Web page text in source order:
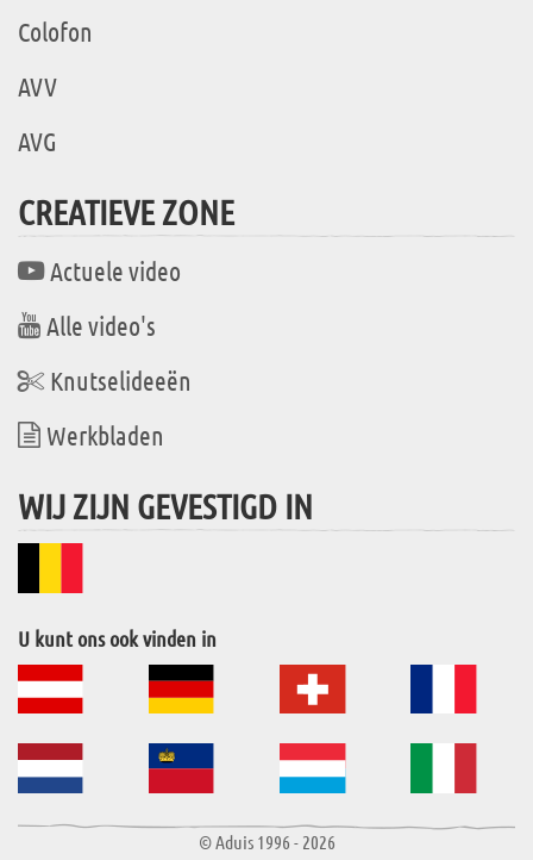
Colofon
AVV
AVG
CREATIEVE ZONE
Actuele video
Alle video's
Knutselideeën
Werkbladen
WIJ ZIJN GEVESTIGD IN
U kunt ons ook vinden in
© Aduis 1996 - 2026